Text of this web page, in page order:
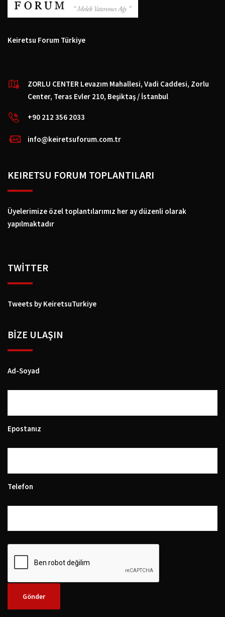
Keiretsu Forum Türkiye
ZORLU CENTER Levazım Mahallesi, Vadi Caddesi, Zorlu
Center, Teras Evler 210, Beşiktaş / İstanbul
+90 212 356 2033
info@keiretsuforum.com.tr
KEIRETSU FORUM TOPLANTILARI
Üyelerimize özel toplantılarımız her ay düzenli olarak
yapılmaktadır
TWİTTER
Tweets by KeiretsuTurkiye
BIZE ULAŞIN
Ad-Soyad
Epostanız
Telefon